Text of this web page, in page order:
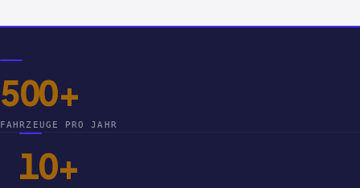
500+
FAHRZEUGE PRO JAHR
10+